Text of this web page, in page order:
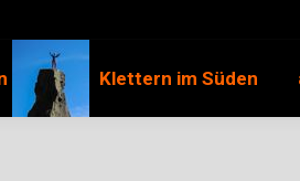
Klettern im Süden